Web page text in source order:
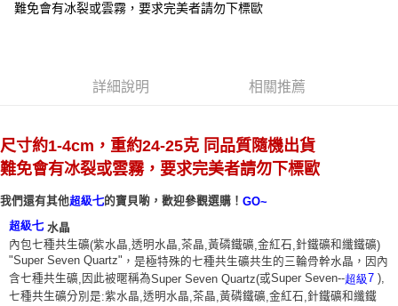
街口支付
全家取貨付款
每筆NT$80，滿NT$3,000(含以上)免運費
7-11取貨付款
每筆NT$80，滿NT$3,000(含以上)免運費
賣家宅配幫您送（台灣）
每筆NT$80，滿NT$3,000(含以上)免運費
難免會有冰裂或雲霧，要求完美者請勿下標歐
詳細說明 相關推薦
尺寸約1-4cm，重約24-25克 同品質隨機出貨
難免會有冰裂或雲霧，要求完美者請勿下標歐
我們還有其他超級七的寶貝喲，歡迎參觀選購！ GO~
超級七 水晶
內包七種共生礦(紫水晶,透明水晶,茶晶,黃磷鐵礦,金紅石 ,針鐵礦和纖鐵礦)
"Super Seven Quartz" ，是極特殊的七種共生礦共生的三輪骨幹水晶，因內
含七種共生礦, 因此被暱稱為Super Seven Quartz(或Super Seven--超級 7 ),
七種共生礦分別是:紫水晶,透明水晶,茶晶,黃磷鐵礦,金紅石 ,針鐵礦和纖鐵